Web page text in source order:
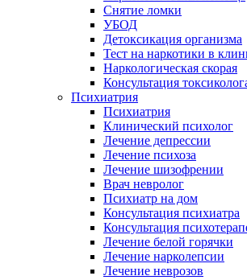
Снятие ломки
УБОД
Детоксикация организма
Тест на наркотики в
Наркологическая скорая
Консультация
Психиатрия
Психиатрия
Клинический психолог
Лечение депрессии
Лечение психоза
Лечение шизофрении
Врач невролог
Психиатр на дом
Консультация психиатра
Консультация
Лечение белой горячки
Лечение нарколепсии
Лечение неврозов